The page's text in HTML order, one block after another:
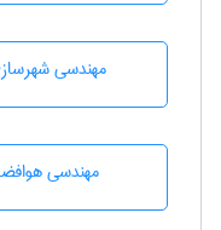
مهندسی
مهندسی